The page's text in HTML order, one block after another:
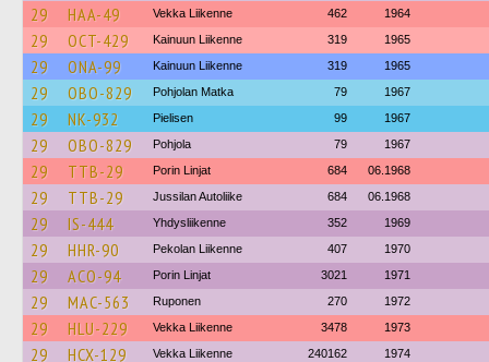
29 HAA-49 Vekka Liikenne 462 1964
29 OCT-429 Kainuun Liikenne 319 1965
29 ONA-99 Kainuun Liikenne 319 1965
29 OBO-829 Pohjolan Matka 79 1967
29 NK-932 Pielisen 99 1967
29 OBO-829 Pohjola 79 1967
29 TTB-29 Porin Linjat 684 06.1968
29 TTB-29 Jussilan Autoliike 684 06.1968
29 IS-444 Yhdysliikenne 352 1969
29 HHR-90 Pekolan Liikenne 407 1970
29 ACO-94 Porin Linjat 3021 1971
29 MAC-563 Ruponen 270 1972
29 HLU-229 Vekka Liikenne 3478 1973
29 HCX-129 Vekka Liikenne 240162 1974